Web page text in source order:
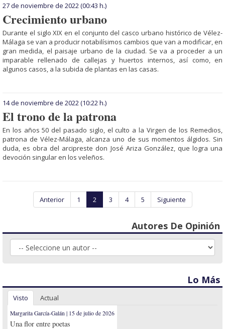
27 de noviembre de 2022(00:43 h.)
Crecimiento urbano
Durante el siglo XIX en el conjunto del casco urbano histórico de Vélez-
Málaga se van a producir notabilísimos cambios que van a modificar, en
gran medida, el paisaje urbano de la ciudad. Se va a proceder a un
imparable rellenado de callejas y huertos internos, así como, en
algunos casos, a la subida de plantas en las casas.
14 de noviembre de 2022(10:22 h.)
El trono de la patrona
En los años 50 del pasado siglo, el culto a la Virgen de los Remedios,
patrona de Vélez-Málaga, alcanza uno de sus momentos álgidos. Sin
duda, es obra del arcipreste don José Ariza González, que logra una
devoción singular en los veleños.
Anterior 1 2 3 4 5 Siguiente
Autores De Opinión
Lo Más
Visto Actual
Margarita García-Galán | 15 de julio de 2026
Una flor entre poetas